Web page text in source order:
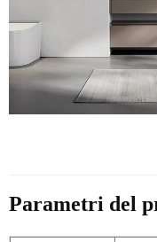
Parametri del